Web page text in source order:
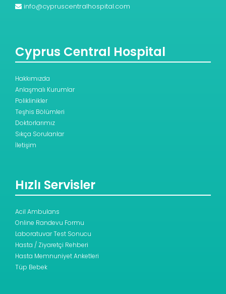
info@cypruscentralhospital.com
Cyprus Central Hospital
Hakkımızda
Anlaşmalı Kurumlar
Poliklinikler
Teşhis Bölümleri
Doktorlarımız
Sıkça Sorulanlar
İletişim
Hızlı Servisler
Acil Ambulans
Online Randevu Formu
Laboratuvar Test Sonucu
Hasta / Ziyaretçi Rehberi
Hasta Memnuniyet Anketleri
Tüp Bebek